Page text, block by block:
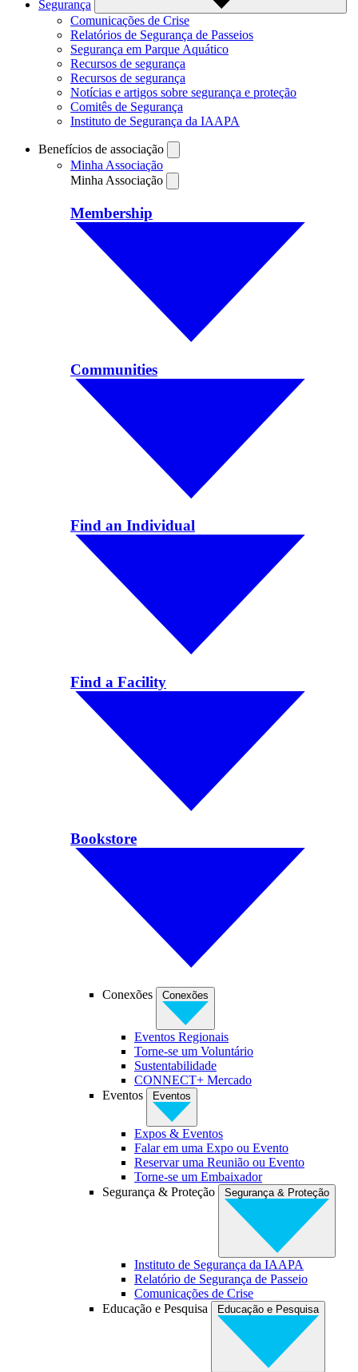
Segurança
Comunicações de Crise
Relatórios de Segurança de Passeios
Segurança em Parque Aquático
Recursos de segurança
Recursos de segurança
Notícias e artigos sobre segurança e proteção
Comitês de Segurança
Instituto de Segurança da IAAPA
Benefícios de associação
Minha Associação
Minha Associação
Membership
Communities
Find an Individual
Find a Facility
Bookstore
Conexões Conexões
Eventos Regionais
Torne-se um Voluntário
Sustentabilidade
CONNECT+ Mercado
Eventos
Eventos
Expos & Eventos
Falar em uma Expo ou Evento
Reservar uma Reunião ou Evento
Torne-se um Embaixador
Segurança & Proteção
Segurança & Proteção
Instituto de Segurança da IAAPA
Relatório de Segurança de Passeio
Comunicações de Crise
Educação e Pesquisa
Educação e Pesquisa